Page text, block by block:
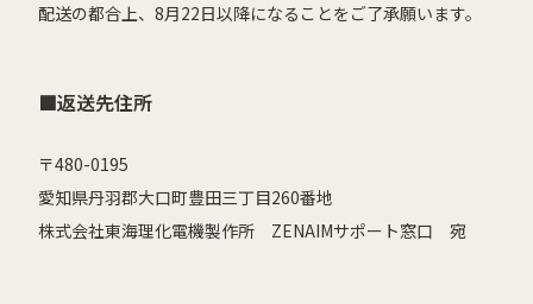
配送の都合上、8月22日以降になることをご了承願います。
■返送先住所
〒480-0195
愛知県丹羽郡大口町豊田三丁目260番地
株式会社東海理化電機製作所 ZENAIMサポート窓口 宛